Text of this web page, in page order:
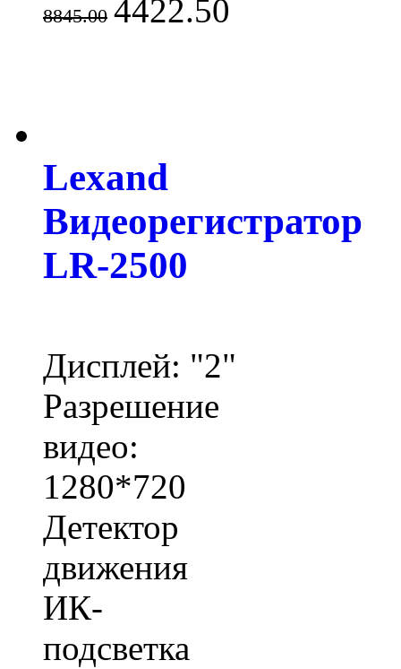
8845.00 4422.50
Lexand
Видеорегистратор
LR-2500
Дисплей: "2"
Разрешение
видео:
1280*720
Детектор
движения
ИК-
подсветка